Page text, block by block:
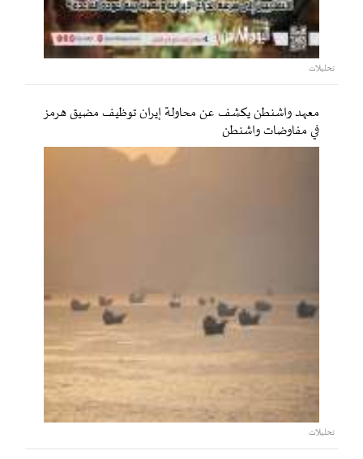
تحليلات
معهد واشنطن يكشف عن محاولة إيران توظيف مضيق هرمز
في مفاوضات واشنطن
تحليلات